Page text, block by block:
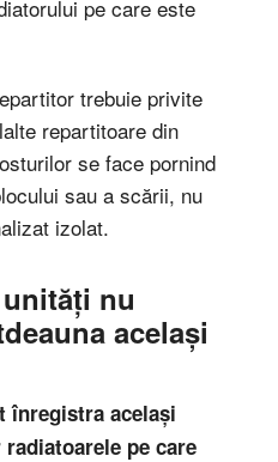
pe care este
trebuie privite
repartitoare din
se face pornind
sau a scării, nu
izolat.
nu
același
înregistra același
pe care